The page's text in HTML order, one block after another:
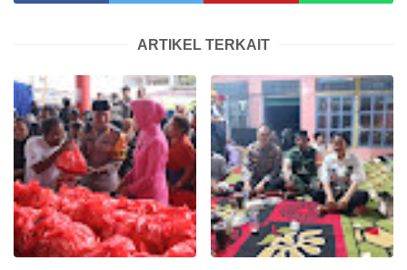
ARTIKEL TERKAIT